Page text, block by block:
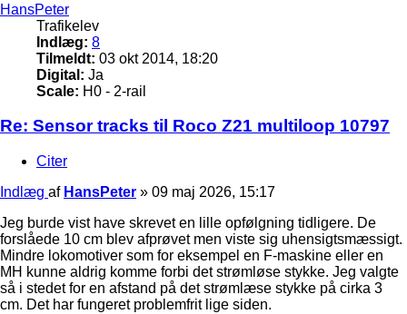
HansPeter
Trafikelev
Indlæg: 8
Tilmeldt: 03 okt 2014, 18:20
Digital: Ja
Scale: H0 - 2-rail
Re: Sensor tracks til Roco Z21 multiloop 10797
Citer
Indlæg af HansPeter » 09 maj 2026, 15:17
Jeg burde vist have skrevet en lille opfølgning tidligere. De
forslåede 10 cm blev afprøvet men viste sig uhensigtsmæssigt.
Mindre lokomotiver som for eksempel en F-maskine eller en
MH kunne aldrig komme forbi det strømløse stykke. Jeg valgte
så i stedet for en afstand på det strømlæse stykke på cirka 3
cm. Det har fungeret problemfrit lige siden.